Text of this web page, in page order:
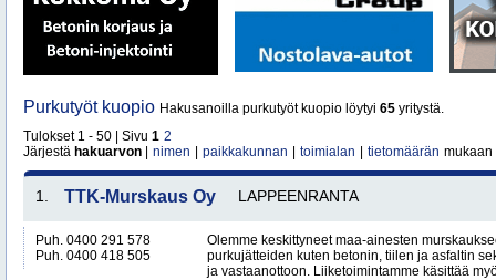
Purkutyöt kuopio Hakusanoilla purkutyöt kuopio löytyi 65 yritystä.
Tulokset 1 - 50 | Sivu 1 2
Järjestä hakuarvon nimen paikkakunnan toimialan tietomäärän mukaan
1. TTK-Murskaus Oy LAPPEENRANTA
Puh. 0400 291 578
Puh. 0400 418 505
Olemme keskittyneet maa-ainesten
purkujätteiden kuten betonin, tiilen ja asfaltin
ja vastaanottoon. Liiketoimintamme käsittää